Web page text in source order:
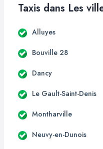
Taxis dans Les
Alluyes
Bouville 28
Dancy
Le Gault-Saint-Denis
Montharville
Neuvy-en-Dunois